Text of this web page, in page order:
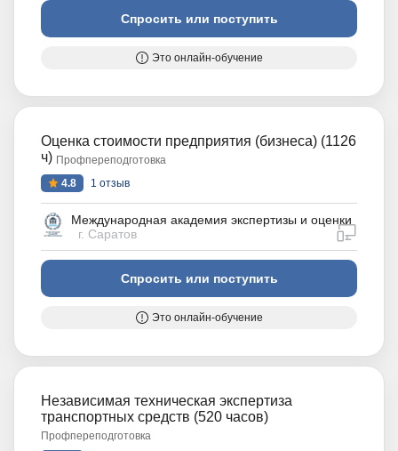
Спросить или поступить
Это онлайн-обучение
Оценка стоимости предприятия (бизнеса) (1126
ч) Профпереподготовка
4.8
1 отзыв
Международная академия экспертизы и оценки
г. Саратов
Спросить или поступить
Это онлайн-обучение
Независимая техническая экспертиза
транспортных средств (520 часов)
Профпереподготовка